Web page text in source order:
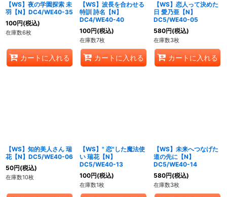
【WS】夜の学園探索 未
羽【N】DC4/WE40-35
100円(税込)
在庫数6枚
カートに入れる
【WS】波長を合わせる
特訓 詩名【N】
DC4/WE40-40
100円(税込)
在庫数7枚
カートに入れる
【WS】恋人って決めた
日 愛乃亜【N】
DC5/WE40-05
580円(税込)
在庫数3枚
カートに入れる
【WS】知的美人さん 瑞
花【N】DC5/WE40-06
50円(税込)
在庫数10枚
【WS】" 恋"した魔法使
い 瑞花【N】
DC5/WE40-13
100円(税込)
在庫数1枚
【WS】未来へつなげた
道の先に【N】
DC5/WE40-14
580円(税込)
在庫数3枚